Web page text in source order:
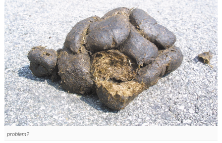
problem?